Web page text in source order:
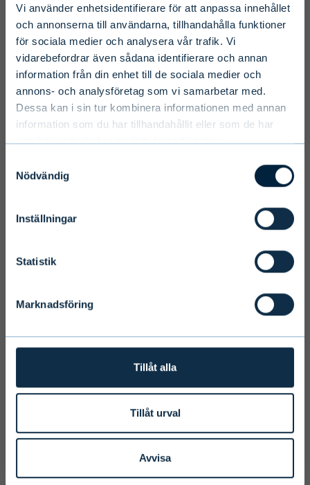
Vi använder enhetsidentifierare för att anpassa innehållet
och annonserna till användarna, tillhandahålla funktioner
för sociala medier och analysera vår trafik. Vi
vidarebefordrar även sådana identifierare och annan
information från din enhet till de sociala medier och
annons- och analysföretag som vi samarbetar med.
Dessa kan i sin tur kombinera informationen med annan
information som du har tillhandahållit eller som de har
samlat in när du har använt deras tjänster.
Nödvändig
Inställningar
Statistik
Marknadsföring
Tillåt alla
Tillåt urval
Avvisa
To ensure we serve you with the most
relevant information please select your
language, country and investor type.
Select country
Select language
Terms and conditions
We ask you to take into account the
services to states outside of the EEA or
to citizens of these states may be
license. Users of the website are
personally responsible for any national
I ACCEPT & ENTER